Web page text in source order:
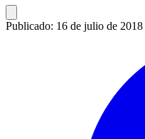
Publicado: 16 de julio de 2018